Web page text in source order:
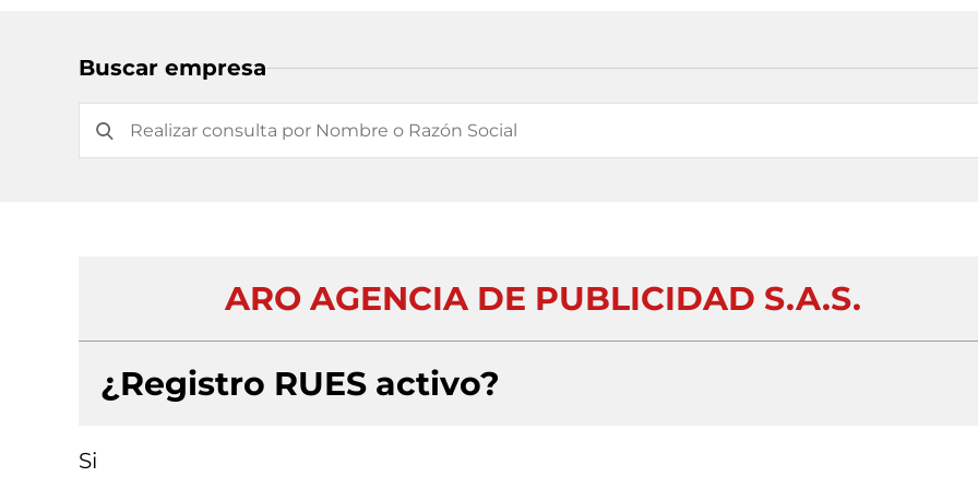
Buscar empresa
ARO AGENCIA DE PUBLICIDAD S.A.S.
¿Registro RUES activo?
Si